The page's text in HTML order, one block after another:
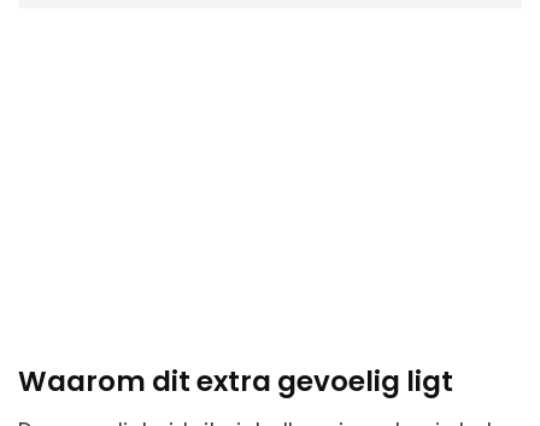
Waarom dit extra gevoelig ligt